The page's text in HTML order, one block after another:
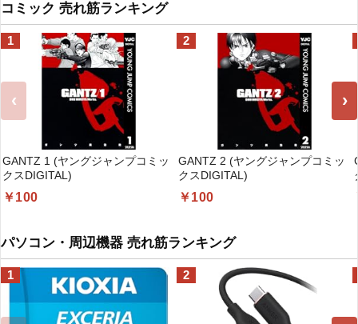
コミック 売れ筋ランキング
‹
1
GANTZ 1 (ヤングジャンプコミッ
クスDIGITAL)
￥100
2
GANTZ 2 (ヤングジャンプコミッ
クスDIGITAL)
￥100
›
パソコン・周辺機器 売れ筋ランキング
1 2